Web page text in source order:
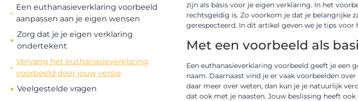
Een euthanasieverklaring voorbeeld
aanpassen aan je eigen wensen
Zorg dat je je eigen verklaring
ondertekent
Vervang het euthanasieverklaring
voorbeeld door jouw versie
Veelgestelde vragen
zijn als basis voor je eigen verklaring. In het
rechtsgeldig is. Zo voorkom je dat je belangrijke
gerespecteerd. In dit artikel geven we je tips
Met een voorbeeld als
Een euthanasieverklaring voorbeeld geeft je een
naam. Daarnaast vind je er vaak voorbeelden
daar meer over weten, dan kun je je natuurlijk
dat ook met je naasten. Jouw beslissing heeft